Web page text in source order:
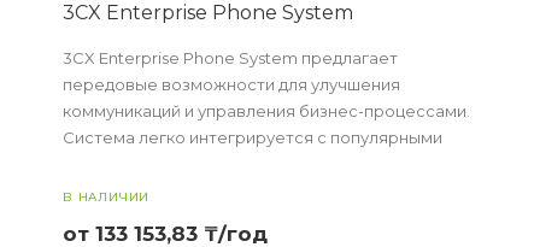
3CX Enterprise Phone System
3CX Enterprise Phone System предлагает
передовые возможности для улучшения
коммуникаций и управления бизнес-процессами.
Система легко интегрируется с популярными
мобильность и бе...
В НАЛИЧИИ
от 133 153,83 ₸/год